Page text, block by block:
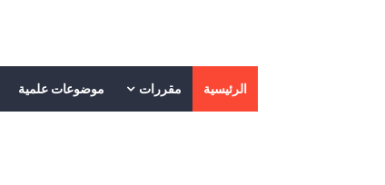
الأسهم ما هي وكيف نشأت؟
15 حكمة لبوب مارلي ستغير نظرتك للحياة
الرئيسية مقررات موضوعات علمية